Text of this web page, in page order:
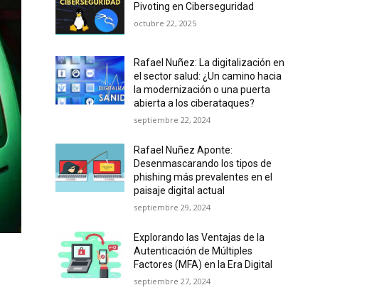
Pivoting en Ciberseguridad
octubre 22, 2025
Rafael Nuñez: La digitalización en
el sector salud: ¿Un camino hacia
la modernización o una puerta
abierta a los ciberataques?
septiembre 22, 2024
Rafael Nuñez Aponte:
Desenmascarando los tipos de
phishing más prevalentes en el
paisaje digital actual
septiembre 29, 2024
Explorando las Ventajas de la
Autenticación de Múltiples
Factores (MFA) en la Era Digital
septiembre 27, 2024